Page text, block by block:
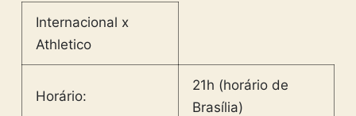
Internacional x
Athletico
Horário:
21h (horário de
Brasília)